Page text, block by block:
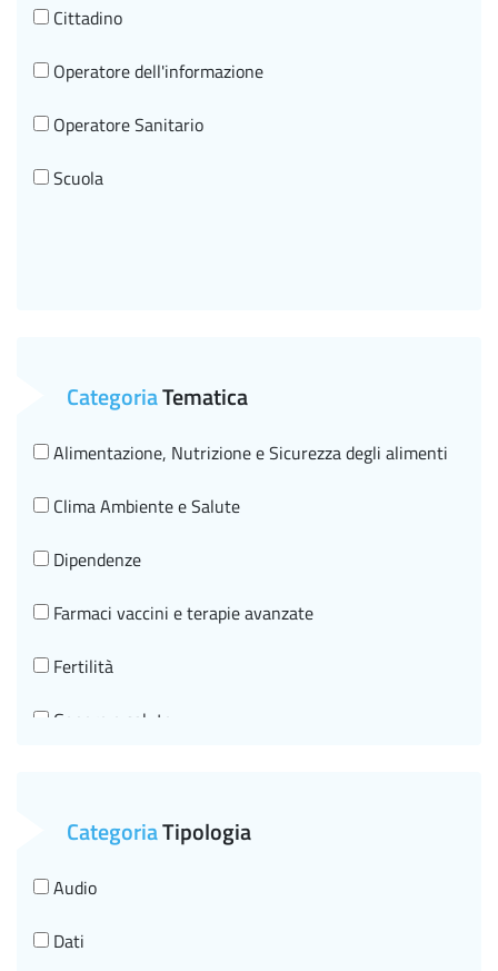
Cittadino
Operatore dell'informazione
Operatore Sanitario
Scuola
CategoriaTematica
Alimentazione, Nutrizione e Sicurezza degli alimenti
Clima Ambiente e Salute
Dipendenze
Farmaci vaccini e terapie avanzate
Fertilità
Genere e salute
Malattie croniche e invecchiamento in salute
Malattie infettive HIV
Malattie neurologiche
CategoriaTipologia
Audio
Dati